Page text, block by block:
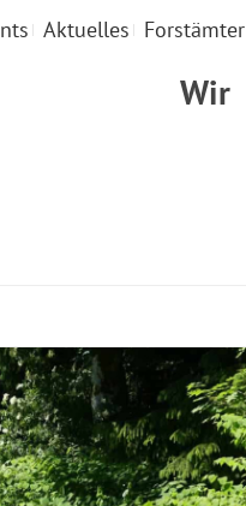
Aktuelles Forstämter
Wir